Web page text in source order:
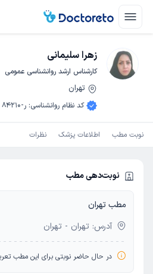
زهرا سلیمانی
کارشناس ارشد روانشناسی عمومی
تهران
کد نظام روانشناسی: ر-84210
نوبت مطب اطلاعات پزشک نظرات
نوبت‌دهی مطب
مطب تهران
آدرس: تهران - تهران
در حال حاضر نوبتی برای این مطب